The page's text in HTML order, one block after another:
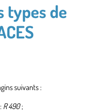
types de
suivants :
R 490;